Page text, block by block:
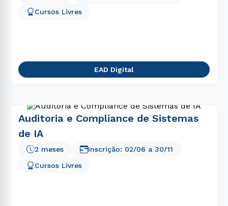
Cursos Livres
EAD Digital
Auditoria e Compliance de Sistemas
de IA
2 meses
Cursos Livres
Inscrição: 02/06 a 30/11